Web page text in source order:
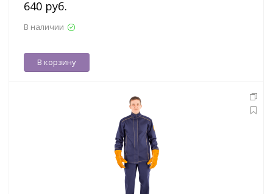
640 руб.
В наличии
В корзину